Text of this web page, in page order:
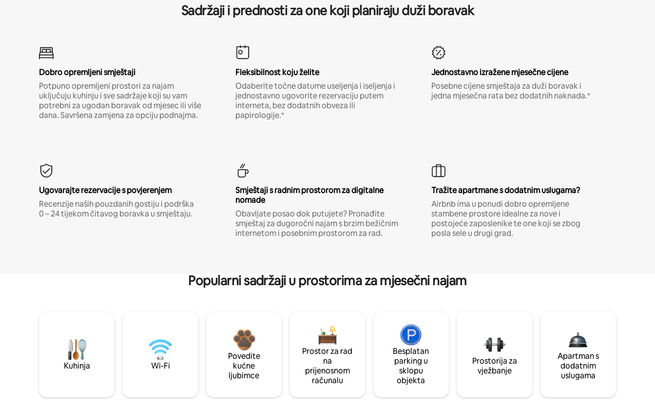
Sadržaji i prednosti za one koji planiraju duži boravak
Dobro opremljeni smještaji
Potpuno opremljeni prostori za najam
uključuju kuhinju i sve sadržaje koji su vam
potrebni za ugodan boravak od mjesec ili više
dana. Savršena zamjena za opciju podnajma.
Fleksibilnost koju želite
Odaberite točne datume useljenja i iseljenja i
jednostavno ugovorite rezervaciju putem
interneta, bez dodatnih obveza ili
papirologije.*
Jednostavno izražene mjesečne cijene
Posebne cijene smještaja za duži boravak i
jedna mjesečna rata bez dodatnih naknada.*
Ugovarajte rezervacije s povjerenjem
Recenzije naših pouzdanih gostiju i podrška
0 – 24 tijekom čitavog boravka u smještaju.
Smještaji s radnim prostorom za digitalne
nomade
Obavljate posao dok putujete? Pronađite
smještaj za dugoročni najam s brzim bežičnim
internetom i posebnim prostorom za rad.
Tražite apartmane s dodatnim uslugama?
Airbnb ima u ponudi dobro opremljene
stambene prostore idealne za nove i
postojeće zaposlenike te one koji se zbog
posla sele u drugi grad.
Popularni sadržaji u prostorima za mjesečni najam
Kuhinja Wi-Fi
Povedite
kućne
ljubimce
Prostor za rad
na
prijenosnom
računalu
Besplatan
parking u
sklopu
objekta
Prostorija za
vježbanje
Apartman s
dodatnim
uslugama